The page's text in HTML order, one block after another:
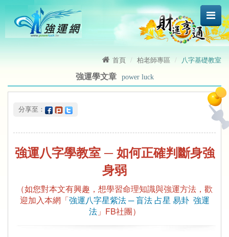
首頁 柏老師專區 八字基礎教室
強運學文章 power luck
分享至：
強運八字學教室 ─ 如何正確判斷身強
身弱
（如您對本文有興趣，想學習命理知識與強運方法，歡
迎加入本網「強運八字星紫法 ─ 盲法 占星 易卦 強運
法」FB社團）